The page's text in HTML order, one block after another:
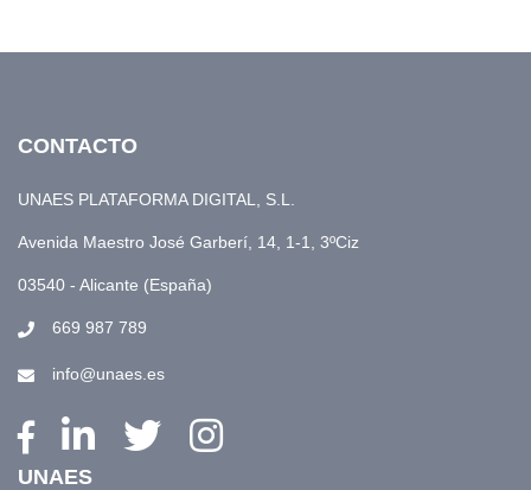
CONTACTO
UNAES PLATAFORMA DIGITAL, S.L.
Avenida Maestro José Garberí, 14, 1-1, 3ºCiz
03540 - Alicante (España)
669 987 789
info@unaes.es
UNAES